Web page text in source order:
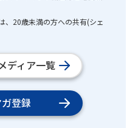
20歳未満の方への共有(シェ
ディア一覧
登録